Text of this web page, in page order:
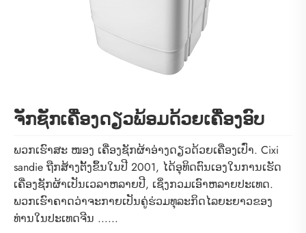
ຈັກຊັກເຄື່ອງດຽວພ້ອມດ້ວຍເຄື່ອງອົບ
ພວກເຮົາສະ ໜອງ ເຄື່ອງຊັກຜ້າອ່າງດຽວດ້ວຍເຄື່ອງເປົ່າ. Cixi
sandie ຖືກສ້າງຕັ້ງຂຶ້ນໃນປີ 2001, ໄດ້ອຸທິດຕົນເອງໃນການເຮັດ
ເຄື່ອງຊັກຜ້າເປັນເວລາຫລາຍປີ, ເຊິ່ງກວມເອົາຫລາຍປະເທດ.
ພວກເຮົາຄາດວ່າຈະກາຍເປັນຄູ່ຮ່ວມທຸລະກິດໄລຍະຍາວຂອງ
ທ່ານໃນປະເທດຈີນ ......